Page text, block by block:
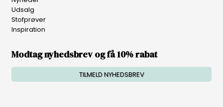
Udsalg
Stofprøver
Inspiration
Modtag nyhedsbrev og få 10% rabat
TILMELD NYHEDSBREV